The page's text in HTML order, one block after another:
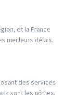
et la France
meilleurs délais.
des services
sont les nôtres.